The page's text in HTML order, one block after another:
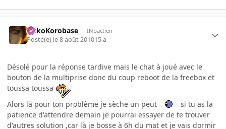
SiskoKorobase INpactien
Posté(e) le 8 août 201015 a
Désolé pour la réponse tardive mais le chat à joué avec le
bouton de la multiprise donc du coup reboot de la freebox et
toussa toussa
Alors là pour ton problème je sèche un peut
si tu as la
patience d'attendre demain je pourrai essayer de te trouver
d'autres solution ,car là je bosse à 6h du mat et je vais dormir